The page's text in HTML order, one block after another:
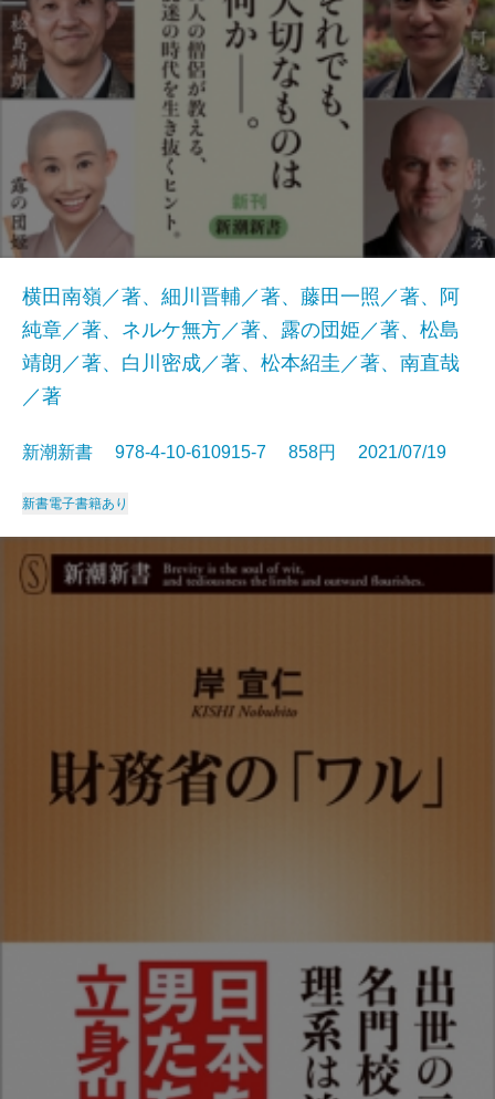
横田南嶺／著、細川晋輔／著、藤田一照／著、阿
純章／著、ネルケ無方／著、露の団姫／著、松島
靖朗／著、白川密成／著、松本紹圭／著、南直哉
／著
新潮新書 978-4-10-610915-7 858円 2021/07/19
新書電子書籍あり